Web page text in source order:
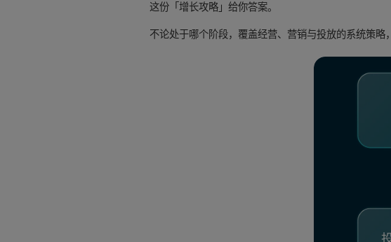
这份「增长攻略」给你答案。
不论处于哪个阶段，覆盖经营、营销与投放的系统策略